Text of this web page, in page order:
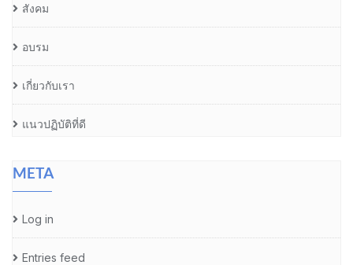
สังคม
อบรม
เกี่ยวกับเรา
แนวปฏิบัติที่ดี
META
Log in
Entries feed